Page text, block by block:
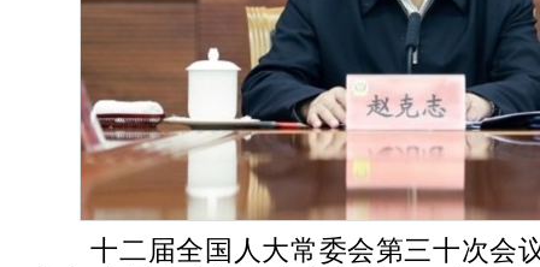
十二届全国人大常委会第三十次会